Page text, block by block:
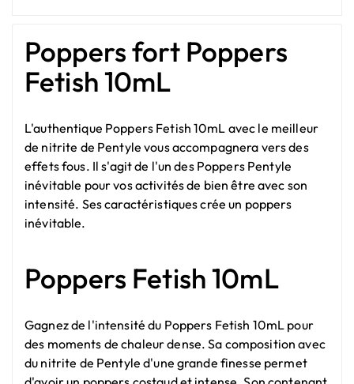
Poppers fort Poppers
Fetish 10mL
L'authentique Poppers Fetish 10mL avec le meilleur
de nitrite de Pentyle vous accompagnera vers des
effets fous. Il s'agit de l'un des Poppers Pentyle
inévitable pour vos activités de bien être avec son
intensité. Ses caractéristiques crée un poppers
inévitable.
Poppers Fetish 10mL
Gagnez de l'intensité du Poppers Fetish 10mL pour
des moments de chaleur dense. Sa composition avec
du nitrite de Pentyle d'une grande finesse permet